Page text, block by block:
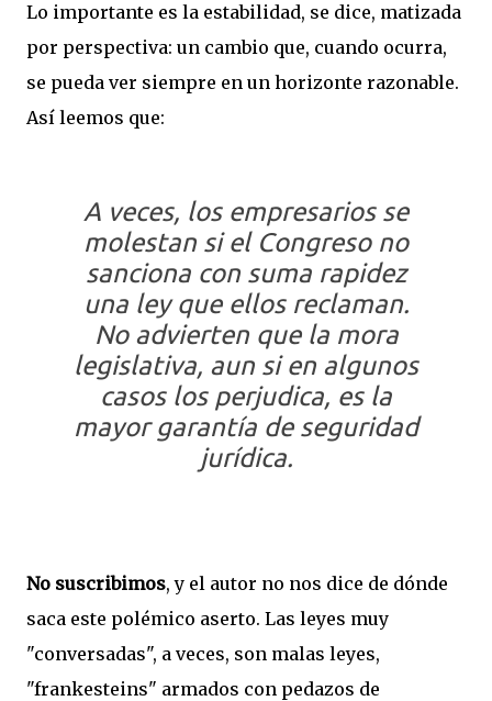
Lo importante es la estabilidad, se dice, matizada
por perspectiva: un cambio que, cuando ocurra,
se pueda ver siempre en un horizonte razonable.
Así leemos que:
A veces, los empresarios se
molestan si el Congreso no
sanciona con suma rapidez
una ley que ellos reclaman.
No advierten que la mora
legislativa, aun si en algunos
casos los perjudica, es la
mayor garantía de seguridad
jurídica.
No suscribimos, y el autor no nos dice de dónde
saca este polémico aserto. Las leyes muy
"conversadas", a veces, son malas leyes,
"frankesteins" armados con pedazos de